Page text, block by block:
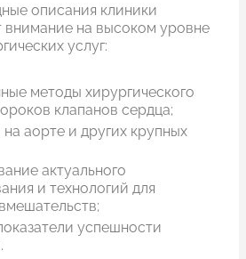
описания клиники
внимание на высоком уровне
услуг:
методы хирургического
клапанов сердца;
аорте и других крупных
актуального
и технологий для
успешности